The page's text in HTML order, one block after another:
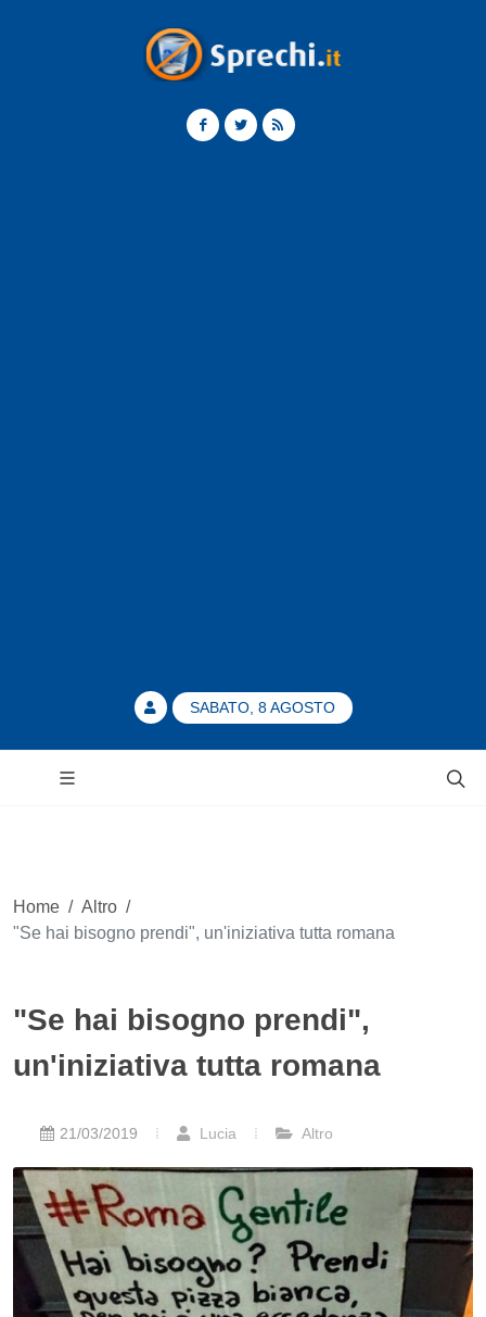
SABATO, 8 AGOSTO
Home / Altro /
"Se hai bisogno prendi", un'iniziativa tutta romana
"Se hai bisogno prendi",
un'iniziativa tutta romana
21/03/2019 Lucia Altro